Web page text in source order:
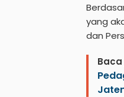
yang
dan